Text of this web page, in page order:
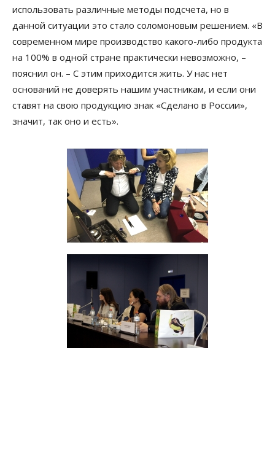
использовать различные методы подсчета, но в
данной ситуации это стало соломоновым решением. «В
современном мире производство какого-либо продукта
на 100% в одной стране практически невозможно, –
пояснил он. – С этим приходится жить. У нас нет
оснований не доверять нашим участникам, и если они
ставят на свою продукцию знак «Сделано в России»,
значит, так оно и есть».